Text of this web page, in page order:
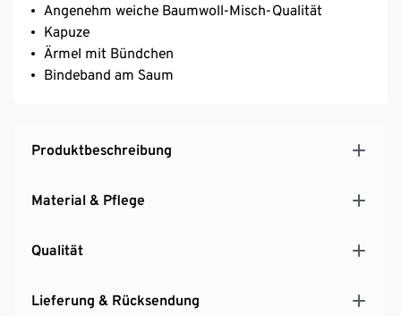
Angenehm weiche Baumwoll-Misch-Qualität
Kapuze
Ärmel mit Bündchen
Bindeband am Saum
Produktbeschreibung
Material & Pflege
Qualität
Lieferung & Rücksendung